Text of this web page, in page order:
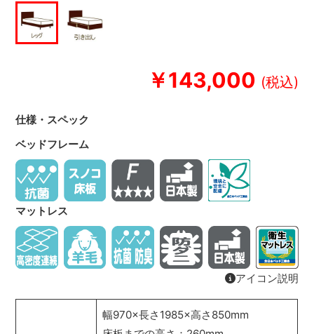
￥143,000
仕様・スペック
ベッドフレーム
マットレス
アイコン説明
幅970×長さ1985×高さ850mm